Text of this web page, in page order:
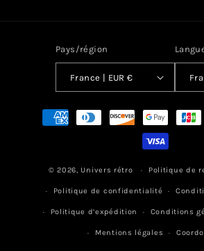
Pays/région
France | EUR €
Moyens
© 2026, Univers rétro Politique de
Politique de confidentialité
Politique d’expédition Conditions
Mentions légales